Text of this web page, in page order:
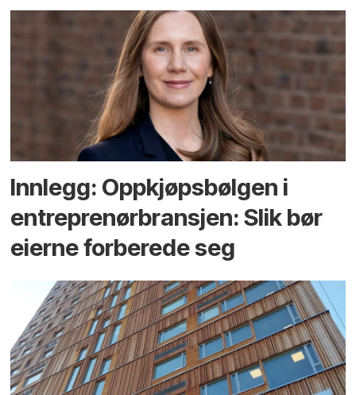
Innlegg: Oppkjøps­bølgen i
entreprenør­bransjen: Slik bør
eierne forberede seg